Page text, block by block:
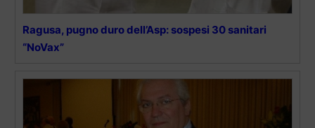
Ragusa, pugno duro dell’Asp: sospesi 30 sanitari
“NoVax”